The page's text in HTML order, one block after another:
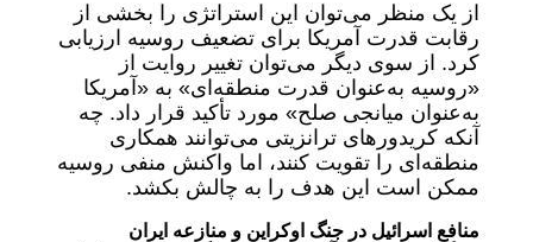
از یک منظر می‌توان این استراتژی را بخشی از
رقابت قدرت آمریکا برای تضعیف روسیه ارزیابی
کرد. از سوی دیگر می‌توان تغییر روایت از
«روسیه به‌عنوان قدرت منطقه‌ای» به «آمریکا
به‌عنوان میانجی صلح» مورد تأکید قرار داد. چه
آنکه کریدورهای ترانزیتی می‌توانند همکاری
منطقه‌ای را تقویت کنند، اما واکنش منفی روسیه
ممکن است این هدف را به چالش بکشد.
منافع اسرائیل در جنگ اوکراین و منازعه ایران